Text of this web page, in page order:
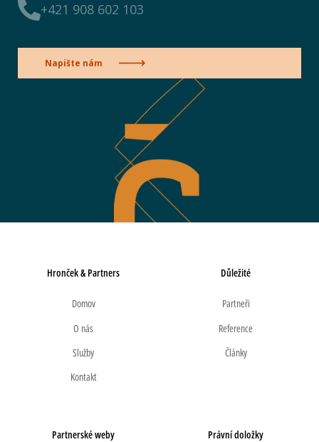
+421 908 602 103
Napište nám
Hronček & Partners
Domov
O nás
Služby
Kontakt
Důležité
Partneři
Reference
Články
Partnerské weby Právní doložky